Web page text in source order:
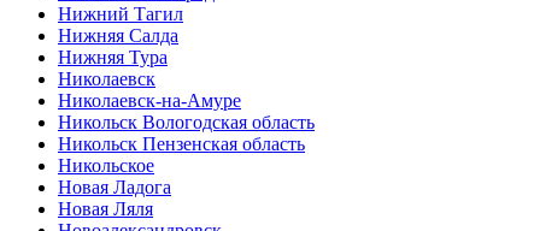
Нижний Тагил
Нижняя Салда
Нижняя Тура
Николаевск
Николаевск-на-Амуре
Никольск Вологодская область
Никольск Пензенская область
Никольское
Новая Ладога
Новая Ляля